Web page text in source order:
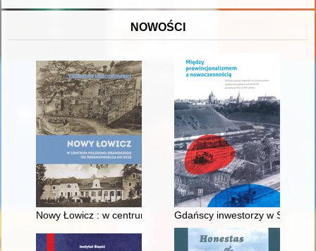
NOWOŚCI
Nowy Łowicz : w centrum poligonu drawskiego od
Gdańscy inwestorzy w